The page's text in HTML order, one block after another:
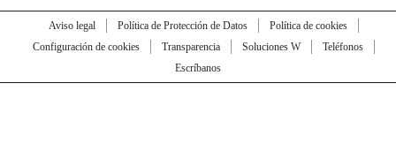
Aviso legal Política de Protección de Datos
Política de cookies
Configuración de cookies
Transparencia Soluciones W
Teléfonos
Escríbanos